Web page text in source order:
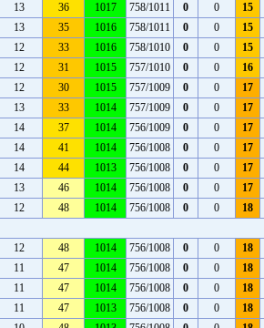
13 36 1017 758/1011 0 0 15
13 35 1016 758/1011 0 0 15
12 33 1016 758/1010 0 0 15
12 31 1015 757/1010 0 0 16
12 30 1015 757/1009 0 0 17
13 33 1014 757/1009 0 0 17
14 37 1014 756/1009 0 0 17
14 41 1014 756/1008 0 0 17
14 44 1013 756/1008 0 0 17
13 46 1014 756/1008 0 0 17
12 48 1014 756/1008 0 0 18
12 48 1014 756/1008 0 0 18
11 47 1014 756/1008 0 0 18
11 47 1014 756/1008 0 0 18
11 47 1013 756/1008 0 0 18